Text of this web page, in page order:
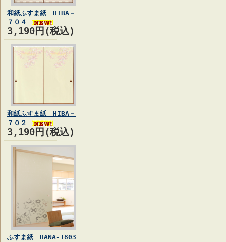
和紙ふすま紙 HIBA－
７０４
3,190円(税込)
和紙ふすま紙 HIBA－
７０２
3,190円(税込)
ふすま紙 HANA-1803